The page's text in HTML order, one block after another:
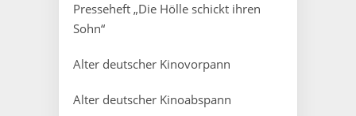
Presseheft „Die Hölle schickt ihren
Sohn“
Alter deutscher Kinovorpann
Alter deutscher Kinoabspann